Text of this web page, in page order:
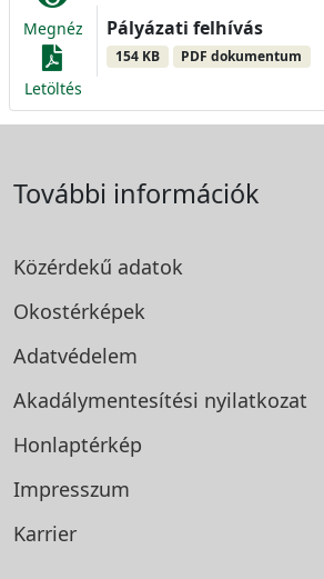
Megnéz
Letöltés
Pályázati felhívás
154 KB PDF dokumentum
További információk
Közérdekű adatok
Okostérképek
Adatvédelem
Akadálymentesítési nyilatkozat
Honlaptérkép
Impresszum
Karrier